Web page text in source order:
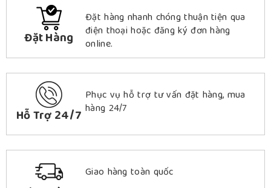
Đặt Hàng
Đặt hàng nhanh chóng thuận tiện qua
điện thoại hoặc đăng ký đơn hàng
online.
Hỗ Trợ 24/7
Phục vụ hỗ trợ tư vấn đặt hàng, mua
hàng 24/7
Giao hàng toàn quốc